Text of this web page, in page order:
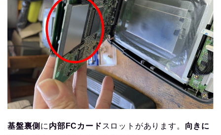
基盤裏側 に 内部FCカード スロットがあります。 向きに